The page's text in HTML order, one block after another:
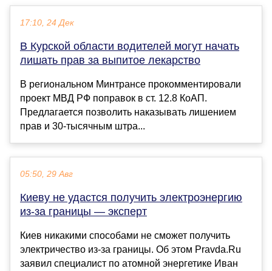
17:10, 24 Дек
В Курской области водителей могут начать
лишать прав за выпитое лекарство
В региональном Минтрансе прокомментировали
проект МВД РФ поправок в ст. 12.8 КоАП.
Предлагается позволить наказывать лишением
прав и 30-тысячным штра...
05:50, 29 Авг
Киеву не удастся получить электроэнергию
из-за границы — эксперт
Киев никакими способами не сможет получить
электричество из-за границы. Об этом Pravda.Ru
заявил специалист по атомной энергетике Иван